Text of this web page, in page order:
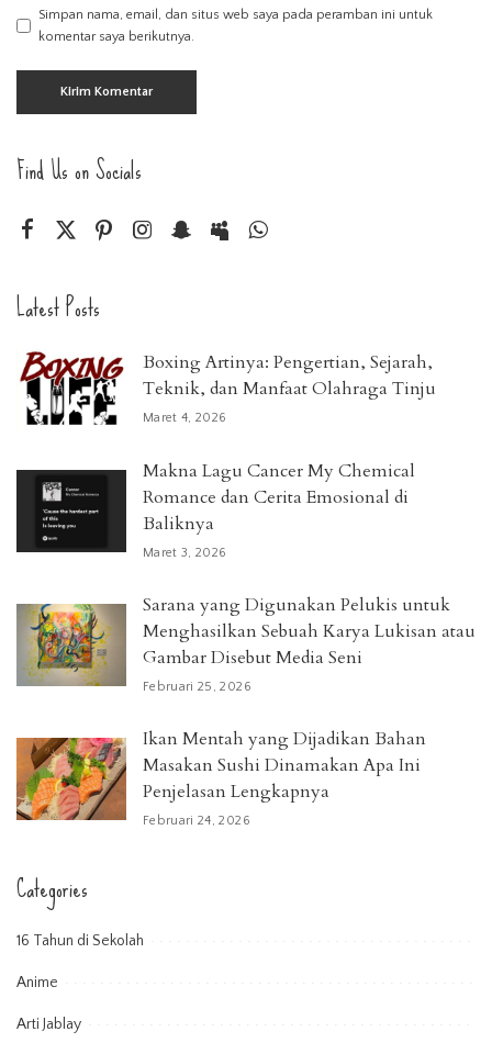
Simpan nama, email, dan situs web saya pada peramban ini untuk
komentar saya berikutnya.
Find Us on Socials
Latest Posts
Boxing Artinya: Pengertian, Sejarah,
Teknik, dan Manfaat Olahraga Tinju
Maret 4, 2026
Makna Lagu Cancer My Chemical
Romance dan Cerita Emosional di
Baliknya
Maret 3, 2026
Sarana yang Digunakan Pelukis untuk
Menghasilkan Sebuah Karya Lukisan atau
Gambar Disebut Media Seni
Februari 25, 2026
Ikan Mentah yang Dijadikan Bahan
Masakan Sushi Dinamakan Apa Ini
Penjelasan Lengkapnya
Februari 24, 2026
Categories
16 Tahun di Sekolah
Anime
Arti Jablay